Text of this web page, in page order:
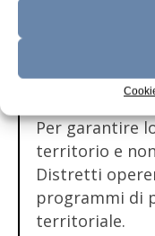
fra attività
prossimità;
– i distretti
Per garantire
territorio e
Distretti
programmi di
territoriale.